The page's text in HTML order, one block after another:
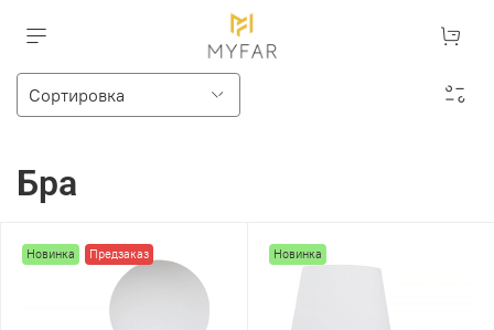
Бра
Новинка Предзаказ Новинка